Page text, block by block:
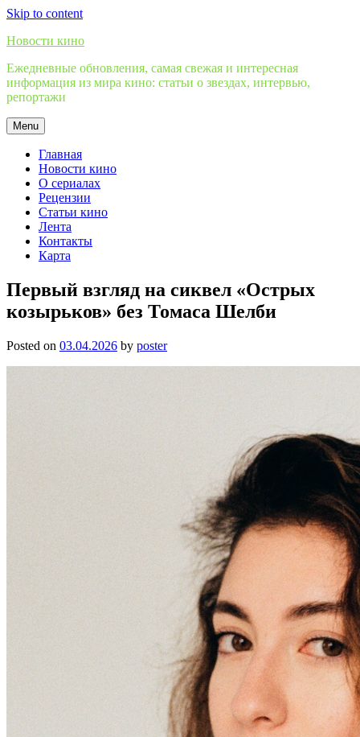
Skip to content
Новости кино
Ежедневные обновления, самая свежая и интересная
информация из мира кино: статьи о звездах, интервью,
репортажи
Menu
Главная
Новости кино
О сериалах
Рецензии
Статьи кино
Лента
Контакты
Карта
Первый взгляд на сиквел «Острых
козырьков» без Томаса Шелби
Posted on 03.04.2026 by poster